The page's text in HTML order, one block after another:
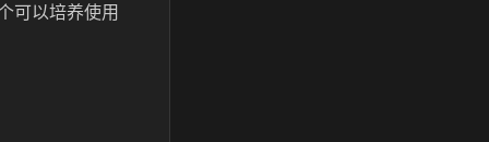
可以培养使用